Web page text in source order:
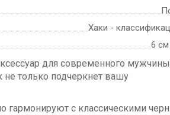
Хаки -
6 см
для современного
не только подчеркнет вашу
гармонируют с классическими